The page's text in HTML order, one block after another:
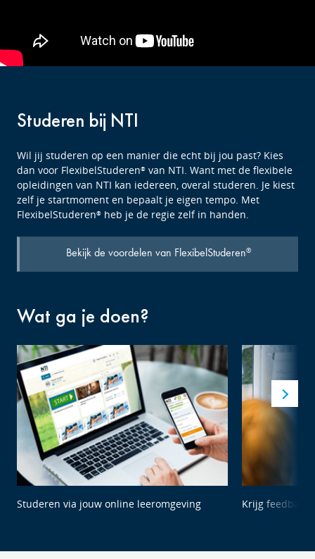
Studeren bij NTI
Wil jij studeren op een manier die echt bij jou past? Kies
dan voor FlexibelStuderen® van NTI. Want met de flexibele
opleidingen van NTI kan iedereen, overal studeren. Je kiest
zelf je startmoment en bepaalt je eigen tempo. Met
FlexibelStuderen® heb je de regie zelf in handen.
Bekijk de voordelen van FlexibelStuderen®
Wat ga je doen?
Studeren via jouw online leeromgeving Krijg feedback